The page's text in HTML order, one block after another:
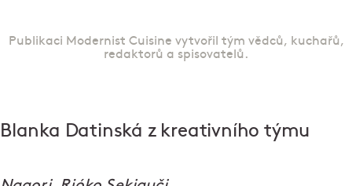
Publikaci Modernist Cuisine vytvořil tým vědců, kuchařů,
redaktorů a spisovatelů.
Blanka Datinská z kreativního týmu